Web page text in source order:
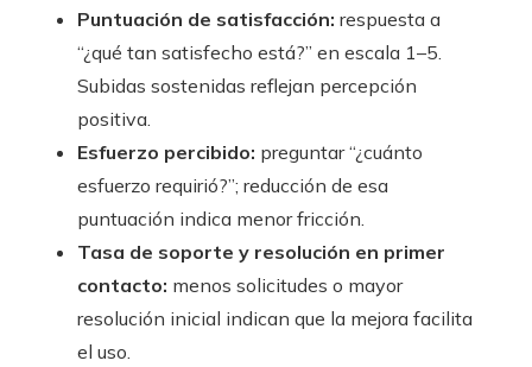
Puntuación de satisfacción: respuesta a
“¿qué tan satisfecho está?” en escala 1–5.
Subidas sostenidas reflejan percepción
positiva.
Esfuerzo percibido: preguntar “¿cuánto
esfuerzo requirió?”; reducción de esa
puntuación indica menor fricción.
Tasa de soporte y resolución en primer
contacto: menos solicitudes o mayor
resolución inicial indican que la mejora facilita
el uso.